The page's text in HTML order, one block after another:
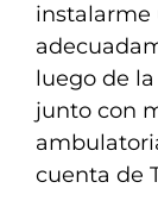
instalarme
luego de
junto con
cuenta de